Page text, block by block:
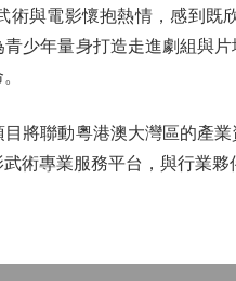
電影懷抱熱情，感到既
少年量身打造走進劇組與
聯動粵港澳大灣區的產業
術專業服務平台，與行業夥